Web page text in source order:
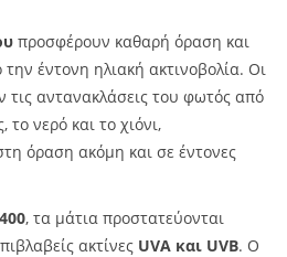
προσφέρουν καθαρή όραση και
έντονη ηλιακή ακτινοβολία. Οι
τις αντανακλάσεις του φωτός από
νερό και το χιόνι,
όραση ακόμη και σε έντονες
, τα μάτια προστατεύονται
ακτίνες UVA και UVB. Ο